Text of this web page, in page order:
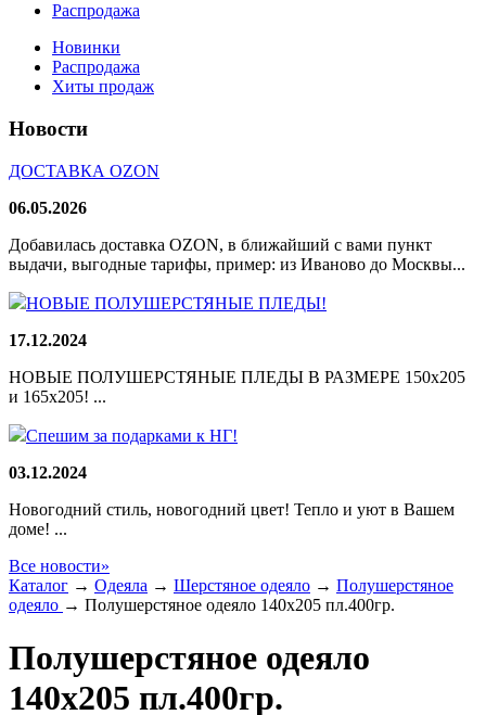
Распродажа
Новинки
Распродажа
Хиты продаж
Новости
ДОСТАВКА OZON
06.05.2026
Добавилась доставка OZON, в ближайший с вами пункт
выдачи, выгодные тарифы, пример: из Иваново до Москвы...
НОВЫЕ ПОЛУШЕРСТЯНЫЕ ПЛЕДЫ!
17.12.2024
НОВЫЕ ПОЛУШЕРСТЯНЫЕ ПЛЕДЫ В РАЗМЕРЕ 150х205
и 165х205! ...
Спешим за подарками к НГ!
03.12.2024
Новогодний стиль, новогодний цвет! Тепло и уют в Вашем
доме! ...
Все новости»
Каталог → Одеяла → Шерстяное одеяло → Полушерстяное
одеяло → Полушерстяное одеяло 140х205 пл.400гр.
Полушерстяное одеяло
140х205 пл.400гр.